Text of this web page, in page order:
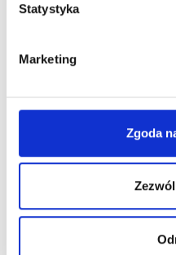
Statystyka
Marketing
Zgoda